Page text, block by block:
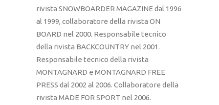
rivista SNOWBOARDER MAGAZINE dal 1996
al 1999, collaboratore della rivista ON
BOARD nel 2000. Responsabile tecnico
della rivista BACKCOUNTRY nel 2001.
Responsabile tecnico della rivista
MONTAGNARD e MONTAGNARD FREE
PRESS dal 2002 al 2006. Collaboratore della
rivista MADE FOR SPORT nel 2006.